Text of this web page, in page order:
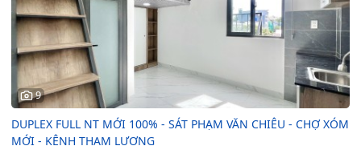
9
DUPLEX FULL NT MỚI 100% - SÁT PHẠM VĂN CHIÊU - CHỢ XÓM
MỚI - KÊNH THAM LƯƠNG